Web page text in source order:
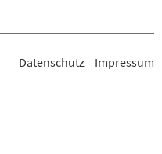
Datenschutz Impressum